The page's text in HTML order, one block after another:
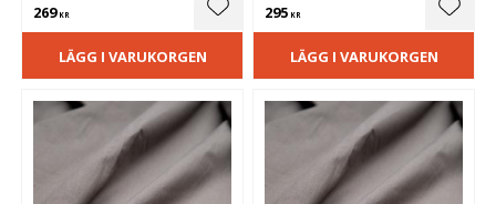
269KR Lägg till i favoriter
LÄGG I VARUKORGEN
295 KR
LÄGG I VARUKORGEN